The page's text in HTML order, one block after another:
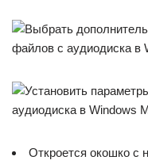
Откроется окошко с